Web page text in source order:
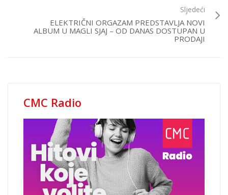
Sljedeći
ELEKTRIČNI ORGAZAM PREDSTAVLJA NOVI
ALBUM U MAGLI SJAJ – OD DANAS DOSTUPAN U
PRODAJI
CMC Radio